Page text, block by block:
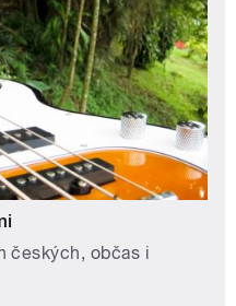
českých, občas i